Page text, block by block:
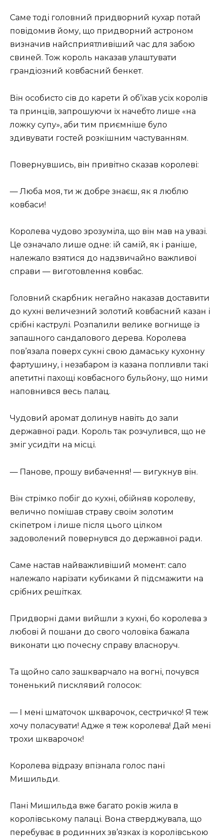
Саме тоді головний придворний кухар потай
повідомив йому, що придворний астроном
визначив найсприятливіший час для забою
свиней. Тож король наказав улаштувати
грандіозний ковбасний бенкет.
Він особисто сів до карети й об’їхав усіх королів
та принців, запрошуючи їх начебто лише «на
ложку супу», аби тим приємніше було
здивувати гостей розкішним частуванням.
Повернувшись, він привітно сказав королеві:
— Люба моя, ти ж добре знаєш, як я люблю
ковбаси!
Королева чудово зрозуміла, що він мав на увазі.
Це означало лише одне: їй самій, як і раніше,
належало взятися до надзвичайно важливої
справи — виготовлення ковбас.
Головний скарбник негайно наказав доставити
до кухні величезний золотий ковбасний казан і
срібні каструлі. Розпалили велике вогнище із
запашного сандалового дерева. Королева
пов’язала поверх сукні свою дамаську кухонну
фартушину, і незабаром із казана попливли такі
апетитні пахощі ковбасного бульйону, що ними
наповнився весь палац.
Чудовий аромат долинув навіть до зали
державної ради. Король так розчулився, що не
зміг усидіти на місці.
— Панове, прошу вибачення! — вигукнув він.
Він стрімко побіг до кухні, обійняв королеву,
велично помішав страву своїм золотим
скіпетром і лише після цього цілком
задоволений повернувся до державної ради.
Саме настав найважливіший момент: сало
належало нарізати кубиками й підсмажити на
срібних решітках.
Придворні дами вийшли з кухні, бо королева з
любові й пошани до свого чоловіка бажала
виконати цю почесну справу власноруч.
Та щойно сало зашкварчало на вогні, почувся
тоненький писклявий голосок:
— І мені шматочок шкварочок, сестричко! Я теж
хочу поласувати! Адже я теж королева! Дай мені
трохи шкварочок!
Королева відразу впізнала голос пані
Мишильди.
Пані Мишильда вже багато років жила в
королівському палаці. Вона стверджувала, що
перебуває в родинних зв’язках із королівською